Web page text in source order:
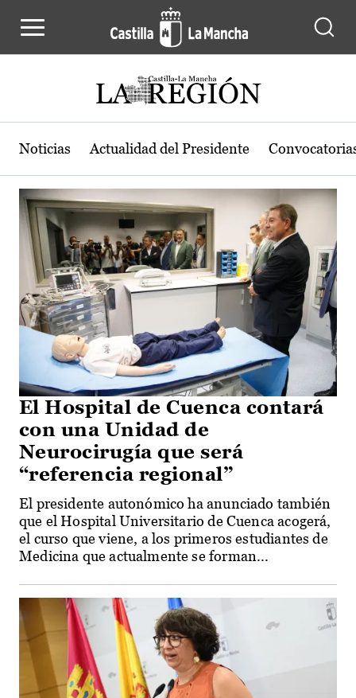
Actualidad de la región de Castilla-
Noticias Actualidad del Presidente
El Hospital de Cuenca contará
con una Unidad de
Neurocirugía que será
“referencia regional”
El presidente autonómico ha anunciado también
que el Hospital Universitario de Cuenca acogerá,
el curso que viene, a los primeros estudiantes de
Medicina que actualmente se forman...